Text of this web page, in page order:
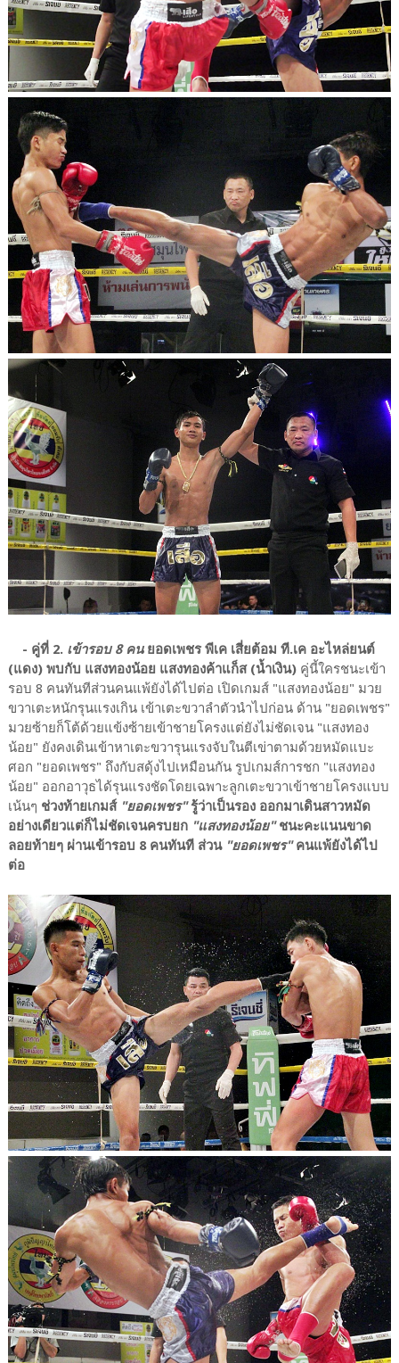
- คู่ที่ 2. เข้ารอบ 8 คนยอดเพชร พีเค เสี่ยต้อม ที.เค อะไหล่ยนต์
(แดง) พบกับ แสงทองน้อย แสงทองค้าแก็ส (น้ำเงิน) คู่นี้ใครชนะเข้า
รอบ 8 คนทันทีส่วนคนแพ้ยังได้ไปต่อ เปิดเกมส์ "แสงทองน้อย" มวย
ขวาเตะหนักรุนแรงเกิน เข้าเตะขวาลำตัวนำไปก่อน ด้าน "ยอดเพชร"
มวยซ้ายก็โต้ด้วยแข้งซ้ายเข้าชายโครงแต่ยังไม่ชัดเจน "แสงทอง
น้อย" ยังคงเดินเข้าหาเตะขวารุนแรงจับในตีเข่าตามด้วยหมัดแบะ
ศอก "ยอดเพชร" ถึงกับสดุ้งไปเหมือนกัน รูปเกมส์การชก "แสงทอง
น้อย" ออกอาวุธได้รุนแรงชัดโดยเฉพาะลูกเตะขวาเข้าชายโครงแบบ
เน้นๆ ช่วงท้ายเกมส์ "ยอดเพชร"รู้ว่าเป็นรอง ออกมาเดินสาวหมัด
อย่างเดียวแต่ก็ไม่ชัดเจนครบยก "แสงทองน้อย"ชนะคะแนนขาด
ลอยท้ายๆ ผ่านเข้ารอบ 8 คนทันที ส่วน "ยอดเพชร"คนแพ้ยังได้ไป
ต่อ